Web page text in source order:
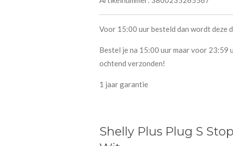
Voor 15:00 uur besteld dan wordt deze
Bestel je na 15:00 uur maar voor 23:59
ochtend verzonden!
1 jaar garantie
Shelly Plus Plug S